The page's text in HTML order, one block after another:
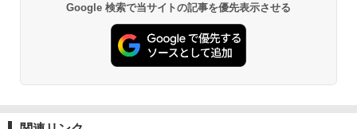
-08EX カーキ ソロキャンプ ポリエステル フ
レーム テント
￥14,800
Google 検索で当サイトの記事を優先表示させる